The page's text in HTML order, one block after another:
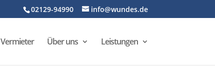
02129-94990 info@wundes.de
Vermieter Über uns Leistungen